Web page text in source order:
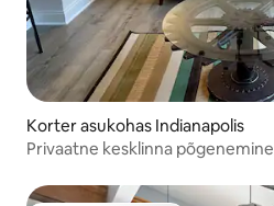
Korter asukohas Indianapolis
Privaatne kesklinna põgenemine